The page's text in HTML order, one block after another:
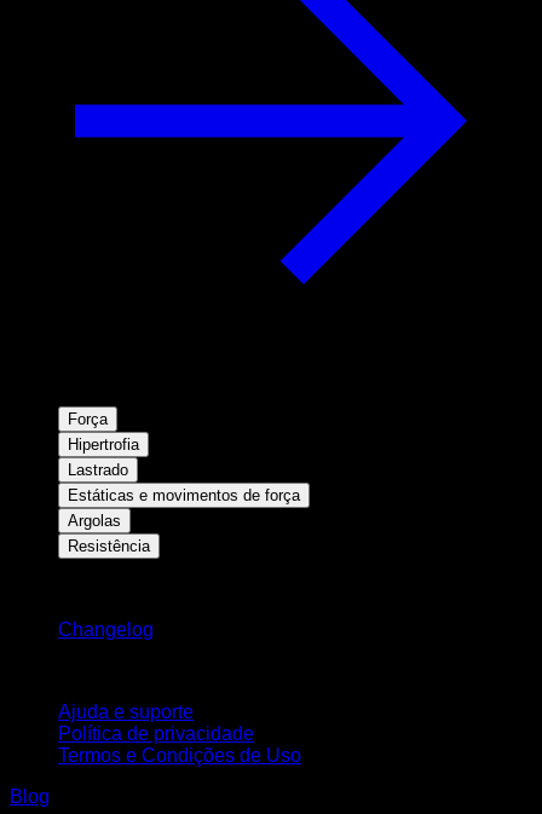
Força
Hipertrofia
Lastrado
Estáticas e movimentos de força
Argolas
Resistência
Changelog
Ajuda e suporte
Política de privacidade
Termos e Condições de Uso
Blog